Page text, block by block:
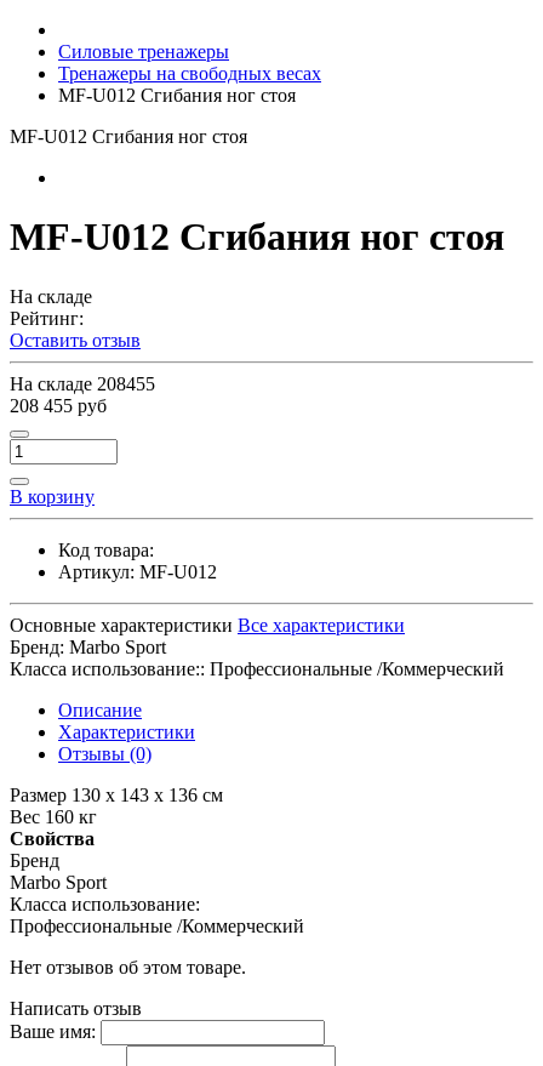
Силовые тренажеры
Тренажеры на свободных весах
MF-U012 Сгибания ног стоя
MF-U012 Сгибания ног стоя
MF-U012 Сгибания ног стоя
На складе
Рейтинг:
Оставить отзыв
На складе 208455
208 455 руб
В корзину
Код товара:
Артикул: MF-U012
Основные характеристики Все характеристики
Бренд: Marbo Sport
Класса использование:: Профессиональные /Коммерческий
Описание
Характеристики
Отзывы (0)
Размер 130 x 143 x 136 см
Вес 160 кг
Свойства
Бренд
Marbo Sport
Класса использование:
Профессиональные /Коммерческий
Нет отзывов об этом товаре.
Написать отзыв
Ваше имя: